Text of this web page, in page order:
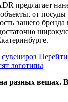
предлагает
от посуды
вашего
сувениров Перейти
логотипы
разных вещах.